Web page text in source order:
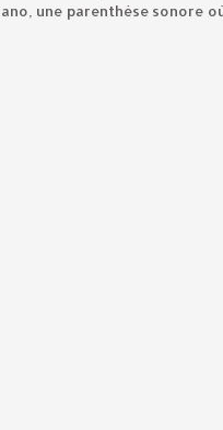
une parenthèse sonore